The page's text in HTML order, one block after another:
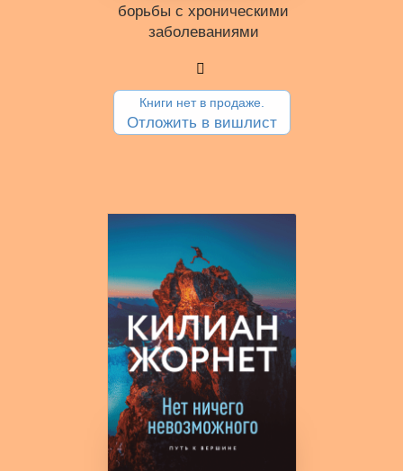
борьбы с хроническими
заболеваниями
Книги нет в продаже.
Отложить в вишлист